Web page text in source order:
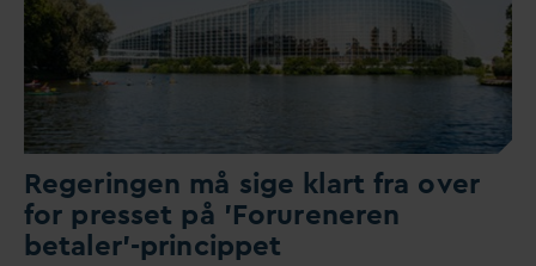
Regeringen må sige klart fra over
for presset på 'Forureneren
betaler'-princippet